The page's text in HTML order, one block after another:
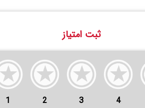
ثبت امتیاز
1 2 3 4